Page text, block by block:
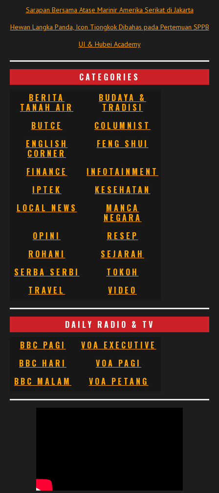
Sarapan Bersama Atase Marinir Amerika Serikat di Jakarta
Hewan Langka Panda, Icon Tiongkok Dibahas pada Pertemuan SPPB
UI & Hubei Academy
CATEGORIES
BERITA
TANAH AIR
BUDAYA &
TRADISI
BUTCE
COLUMNIST
ENGLISH
CORNER
FENG SHUI
FINANCE
INFOTAINMENT
IPTEK
KESEHATAN
LOCAL NEWS
MANCA
NEGARA
OPINI
RESEP
ROHANI
SEJARAH
SERBA SERBI
TOKOH
TRAVEL
VIDEO
DAILY RADIO & TV
BBC PAGI
VOA EXECUTIVE
BBC HARI
VOA PAGI
BBC MALAM
VOA PETANG